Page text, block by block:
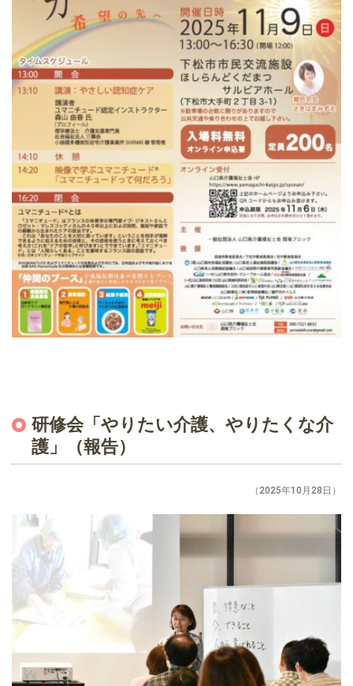
研修会「やりたい介護、やりたくな介
護」（報告）
（2025年10月28日）